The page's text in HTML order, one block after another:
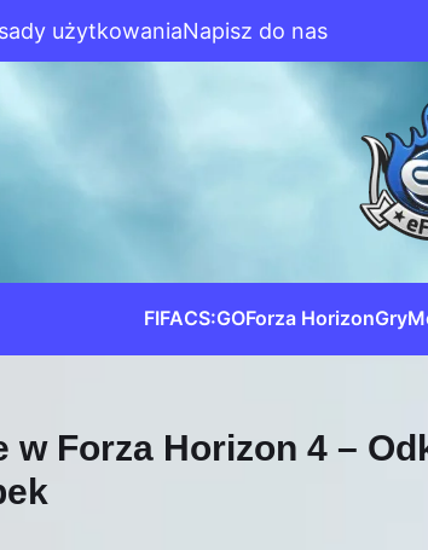
użytkowaniaNapisz do nas
FIFACS:GOForza HorizonGry
w Forza Horizon 4 –